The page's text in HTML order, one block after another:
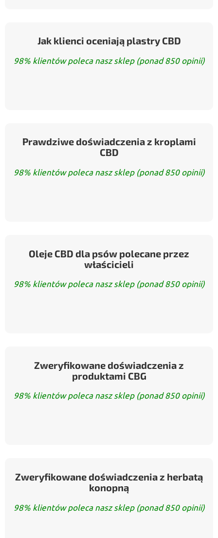
Jak klienci oceniają plastry CBD
98% klientów poleca nasz sklep (ponad 850 opinii)
Prawdziwe doświadczenia z kroplami
CBD
98% klientów poleca nasz sklep (ponad 850 opinii)
Oleje CBD dla psów polecane przez
właścicieli
98% klientów poleca nasz sklep (ponad 850 opinii)
Zweryfikowane doświadczenia z
produktami CBG
98% klientów poleca nasz sklep (ponad 850 opinii)
Zweryfikowane doświadczenia z herbatą
konopną
98% klientów poleca nasz sklep (ponad 850 opinii)